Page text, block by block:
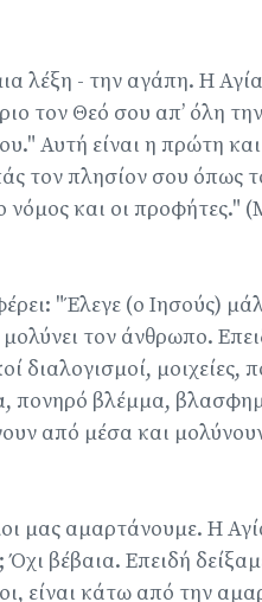
λέξη - την αγάπη. Η
τον Θεό σου απ’ όλη
Αυτή είναι η πρώτη
τον πλησίον σου όπως
νόμος και οι προφήτες."
"Έλεγε (ο Ιησούς)
τον άνθρωπο.
μοιχείες,
πονηρό βλέμμα,
από μέσα και
μας αμαρτάνουμε. Η
βέβαια. Επειδή
είναι κάτω από την